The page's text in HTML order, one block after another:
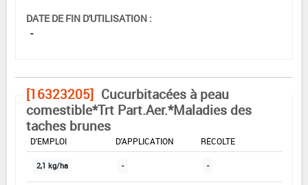
DATE DE FIN D'UTILISATION :
-
[16323205] Cucurbitacées à peau
comestible*Trt Part.Aer.*Maladies des
taches brunes
DOSE MAX
D'EMPLOI
D'APPLICATION
RÉCOLTE
2,1 kg/ha - -